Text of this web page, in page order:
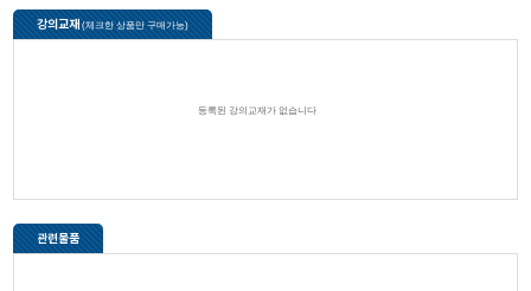
강의교재(체크한 상품만 구매가능)
등록된 강의교재가 없습니다
관련물품